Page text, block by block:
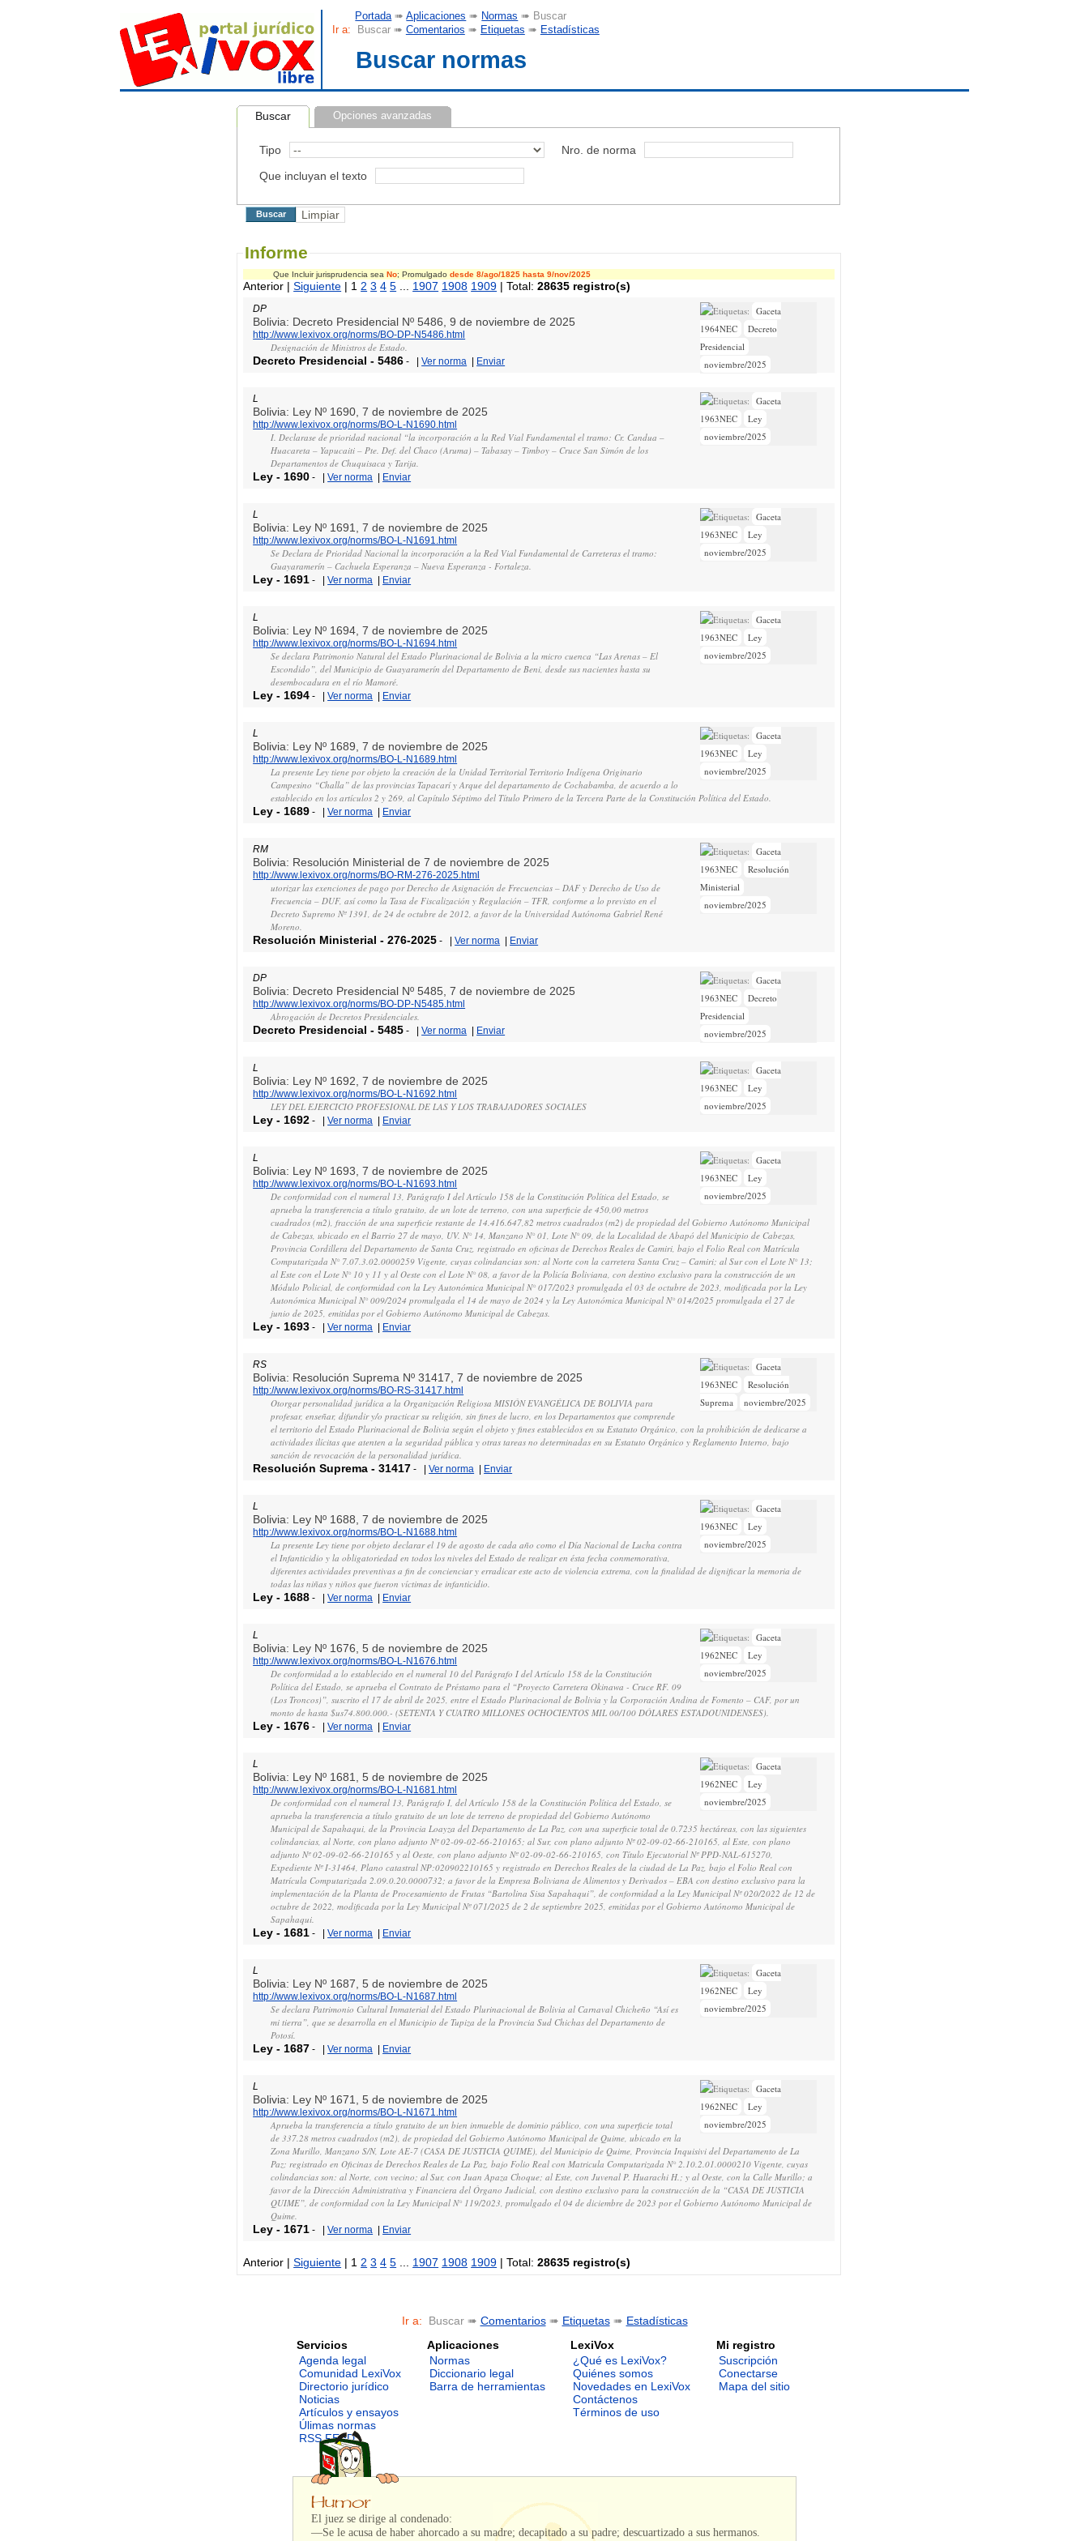
Portada ➠Aplicaciones ➠ Normas ➠ Buscar
Ir a: Buscar ➠ Comentarios ➠ Etiquetas ➠ Estadísticas
Buscar normas
Buscar Opciones avanzadas
Tipo Nro. de norma
Que incluyan el texto
Informe
Que Incluir jurisprudencia sea No; Promulgado desde 8/ago/1825 hasta 9/nov/2025
Anterior |Siguiente | 1 2 3 4 5 1907 1908 1909 | Total:28635 registro(s)
DP
Gaceta
1964NEC
Decreto
Presidencial
noviembre/2025
Bolivia: Decreto Presidencial Nº 5486, 9 de noviembre de 2025
http://www.lexivox.org/norms/BO-DP-N5486.html
Designación de Ministros de Estado.
Decreto Presidencial -5486 - |Ver norma Enviar
L
Gaceta
1963NEC
Ley
noviembre/2025
Bolivia: Ley Nº 1690, 7 de noviembre de 2025
http://www.lexivox.org/norms/BO-L-N1690.html
I. Declarase de prioridad nacional “la incorporación a la Red Vial Fundamental el tramo: Cr. Candua –
Huacareta – Yapucaiti – Pte. Def. del Chaco (Aruma) – Tabasay – Timboy – Cruce San Simón de los
Departamentos de Chuquisaca y Tarija.
Ley - 1690 - |Ver norma Enviar
L
Gaceta
1963NEC
Ley
noviembre/2025
Bolivia: Ley Nº 1691, 7 de noviembre de 2025
http://www.lexivox.org/norms/BO-L-N1691.html
Se Declara de Prioridad Nacional la incorporación a la Red Vial Fundamental de Carreteras el tramo:
Guayaramerín – Cachuela Esperanza – Nueva Esperanza - Fortaleza.
Ley - 1691 - |Ver norma Enviar
L
Gaceta
1963NEC
Ley
noviembre/2025
Bolivia: Ley Nº 1694, 7 de noviembre de 2025
http://www.lexivox.org/norms/BO-L-N1694.html
Se declara Patrimonio Natural del Estado Plurinacional de Bolivia a la micro cuenca “Las Arenas – El
Escondido”, del Municipio de Guayaramerín del Departamento de Beni, desde sus nacientes hasta su
desembocadura en el río Mamoré.
Ley - 1694 - |Ver norma Enviar
L
Gaceta
1963NEC
Ley
noviembre/2025
Bolivia: Ley Nº 1689, 7 de noviembre de 2025
http://www.lexivox.org/norms/BO-L-N1689.html
La presente Ley tiene por objeto la creación de la Unidad Territorial Territorio Indígena Originario
Campesino “Challa” de las provincias Tapacarí y Arque del departamento de Cochabamba, de acuerdo a lo
establecido en los artículos 2 y 269, al Capítulo Séptimo del Título Primero de la Tercera Parte de la Constitución Política del Estado.
Ley - 1689 - |Ver norma Enviar
RM
Gaceta
1963NEC
Resolución
Ministerial
noviembre/2025
Bolivia: Resolución Ministerial de 7 de noviembre de 2025
http://www.lexivox.org/norms/BO-RM-276-2025.html
utorizar las exenciones de pago por Derecho de Asignación de Frecuencias – DAF y Derecho de Uso de
Frecuencia – DUF, así como la Tasa de Fiscalización y Regulación – TFR, conforme a lo previsto en el
Decreto Supremo Nº 1391, de 24 de octubre de 2012, a favor de la Universidad Autónoma Gabriel René
Moreno.
Resolución Ministerial -276-2025 - |Ver norma Enviar
DP
Gaceta
1963NEC
Decreto
Presidencial
noviembre/2025
Bolivia: Decreto Presidencial Nº 5485, 7 de noviembre de 2025
http://www.lexivox.org/norms/BO-DP-N5485.html
Abrogación de Decretos Presidenciales.
Decreto Presidencial -5485 - |Ver norma Enviar
L
Gaceta
1963NEC
Ley
noviembre/2025
Bolivia: Ley Nº 1692, 7 de noviembre de 2025
http://www.lexivox.org/norms/BO-L-N1692.html
LEY DEL EJERCICIO PROFESIONAL DE LAS Y LOS TRABAJADORES SOCIALES
Ley - 1692 - |Ver norma Enviar
L
Gaceta
1963NEC
Ley
noviembre/2025
Bolivia: Ley Nº 1693, 7 de noviembre de 2025
http://www.lexivox.org/norms/BO-L-N1693.html
De conformidad con el numeral 13, Parágrafo I del Artículo 158 de la Constitución Política del Estado, se
aprueba la transferencia a título gratuito, de un lote de terreno, con una superficie de 450,00 metros
cuadrados (m2), fracción de una superficie restante de 14.416.647,82 metros cuadrados (m2) de propiedad del Gobierno Autónomo Municipal
de Cabezas, ubicado en el Barrio 27 de mayo, UV. N° 14, Manzano N° 01, Lote N° 09, de la Localidad de Abapó del Municipio de Cabezas,
Provincia Cordillera del Departamento de Santa Cruz, registrado en oficinas de Derechos Reales de Camiri, bajo el Folio Real con Matrícula
Computarizada N° 7.07.3.02.0000259 Vigente, cuyas colindancias son: al Norte con la carretera Santa Cruz – Camiri; al Sur con el Lote N° 13;
al Este con el Lote N° 10 y 11 y al Oeste con el Lote N° 08, a favor de la Policía Boliviana, con destino exclusivo para la construcción de un
Módulo Policial, de conformidad con la Ley Autonómica Municipal N° 017/2023 promulgada el 03 de octubre de 2023, modificada por la Ley
Autonómica Municipal N° 009/2024 promulgada el 14 de mayo de 2024 y la Ley Autonómica Municipal N° 014/2025 promulgada el 27 de
junio de 2025, emitidas por el Gobierno Autónomo Municipal de Cabezas.
Ley - 1693 - |Ver norma Enviar
RS
Gaceta
1963NEC
Resolución
Suprema
noviembre/2025
Bolivia: Resolución Suprema Nº 31417, 7 de noviembre de 2025
http://www.lexivox.org/norms/BO-RS-31417.html
Otorgar personalidad jurídica a la Organización Religiosa MISIÓN EVANGÉLICA DE BOLIVIA para
profesar, enseñar, difundir y/o practicar su religión, sin fines de lucro, en los Departamentos que comprende
el territorio del Estado Plurinacional de Bolivia según el objeto y fines establecidos en su Estatuto Orgánico, con la prohibición de dedicarse a
actividades ilícitas que atenten a la seguridad pública y otras tareas no determinadas en su Estatuto Orgánico y Reglamento Interno, bajo
sanción de revocación de la personalidad jurídica.
Resolución Suprema -31417 - |Ver norma Enviar
L
Gaceta
1963NEC
Ley
noviembre/2025
Bolivia: Ley Nº 1688, 7 de noviembre de 2025
http://www.lexivox.org/norms/BO-L-N1688.html
La presente Ley tiene por objeto declarar el 19 de agosto de cada año como el Día Nacional de Lucha contra
el Infanticidio y la obligatoriedad en todos los niveles del Estado de realizar en ésta fecha conmemorativa,
diferentes actividades preventivas a fin de concienciar y erradicar este acto de violencia extrema, con la finalidad de dignificar la memoria de
todas las niñas y niños que fueron víctimas de infanticidio.
Ley - 1688 - |Ver norma Enviar
L
Gaceta
1962NEC
Ley
noviembre/2025
Bolivia: Ley Nº 1676, 5 de noviembre de 2025
http://www.lexivox.org/norms/BO-L-N1676.html
De conformidad a lo establecido en el numeral 10 del Parágrafo I del Artículo 158 de la Constitución
Política del Estado, se aprueba el Contrato de Préstamo para el “Proyecto Carretera Okinawa - Cruce RF. 09
(Los Troncos)”, suscrito el 17 de abril de 2025, entre el Estado Plurinacional de Bolivia y la Corporación Andina de Fomento – CAF, por un
monto de hasta $us74.800.000.- (SETENTA Y CUATRO MILLONES OCHOCIENTOS MIL 00/100 DÓLARES ESTADOUNIDENSES).
Ley - 1676 - |Ver norma Enviar
L
Gaceta
1962NEC
Ley
noviembre/2025
Bolivia: Ley Nº 1681, 5 de noviembre de 2025
http://www.lexivox.org/norms/BO-L-N1681.html
De conformidad con el numeral 13, Parágrafo I, del Artículo 158 de la Constitución Política del Estado, se
aprueba la transferencia a título gratuito de un lote de terreno de propiedad del Gobierno Autónomo
Municipal de Sapahaqui, de la Provincia Loayza del Departamento de La Paz, con una superficie total de 0.7235 hectáreas, con las siguientes
colindancias, al Norte, con plano adjunto Nº 02-09-02-66-210165; al Sur, con plano adjunto Nº 02-09-02-66-210165, al Este, con plano
adjunto Nº 02-09-02-66-210165 y al Oeste, con plano adjunto Nº 02-09-02-66-210165, con Título Ejecutorial Nº PPD-NAL-615270,
Expediente Nº I-31464, Plano catastral NP:020902210165 y registrado en Derechos Reales de la ciudad de La Paz, bajo el Folio Real con
Matrícula Computarizada 2.09.0.20.0000732; a favor de la Empresa Boliviana de Alimentos y Derivados – EBA con destino exclusivo para la
implementación de la Planta de Procesamiento de Frutas “Bartolina Sisa Sapahaqui”, de conformidad a la Ley Municipal Nº 020/2022 de 12 de
octubre de 2022, modificada por la Ley Municipal Nº 071/2025 de 2 de septiembre 2025, emitidas por el Gobierno Autónomo Municipal de
Sapahaqui.
Ley - 1681 - |Ver norma Enviar
L
Gaceta
1962NEC
Ley
noviembre/2025
Bolivia: Ley Nº 1687, 5 de noviembre de 2025
http://www.lexivox.org/norms/BO-L-N1687.html
Se declara Patrimonio Cultural Inmaterial del Estado Plurinacional de Bolivia al Carnaval Chicheño “Así es
mi tierra”, que se desarrolla en el Municipio de Tupiza de la Provincia Sud Chichas del Departamento de
Potosí.
Ley - 1687 - |Ver norma Enviar
L
Gaceta
1962NEC
Ley
noviembre/2025
Bolivia: Ley Nº 1671, 5 de noviembre de 2025
http://www.lexivox.org/norms/BO-L-N1671.html
Aprueba la transferencia a título gratuito de un bien inmueble de dominio público, con una superficie total
de 337.28 metros cuadrados (m2), de propiedad del Gobierno Autónomo Municipal de Quime, ubicado en la
Zona Murillo, Manzano S/N, Lote AE-7 (CASA DE JUSTICIA QUIME), del Municipio de Quime, Provincia Inquisivi del Departamento de La
Paz; registrado en Oficinas de Derechos Reales de La Paz, bajo Folio Real con Matricula Computarizada N° 2.10.2.01.0000210 Vigente, cuyas
colindancias son: al Norte, con vecino; al Sur, con Juan Apaza Choque; al Este, con Juvenal P. Huarachi H.; y al Oeste, con la Calle Murillo; a
favor de la Dirección Administrativa y Financiera del Órgano Judicial, con destino exclusivo para la construcción de la “CASA DE JUSTICIA
QUIME”, de conformidad con la Ley Municipal N° 119/2023, promulgado el 04 de diciembre de 2023 por el Gobierno Autónomo Municipal de
Quime.
Ley - 1671 - |Ver norma Enviar
Anterior |Siguiente | 1 2 3 4 5 1907 1908 1909 | Total:28635 registro(s)
Ir a: Buscar ➠ Comentarios➠ Etiquetas➠ Estadísticas
Servicios
Agenda legal
Comunidad LexiVox
Directorio jurídico
Noticias
Artículos y ensayos
Úlimas normas
RSS FEED
Aplicaciones
Normas
Diccionario legal
Barra de herramientas
LexiVox
¿Qué es LexiVox?
Quiénes somos
Novedades en LexiVox
Contáctenos
Términos de uso
Mi registro
Suscripción
Conectarse
Mapa del sitio
El juez se dirige al condenado:
—Se le acusa de haber ahorcado a su madre; decapitado a su padre; descuartizado a sus hermanos.